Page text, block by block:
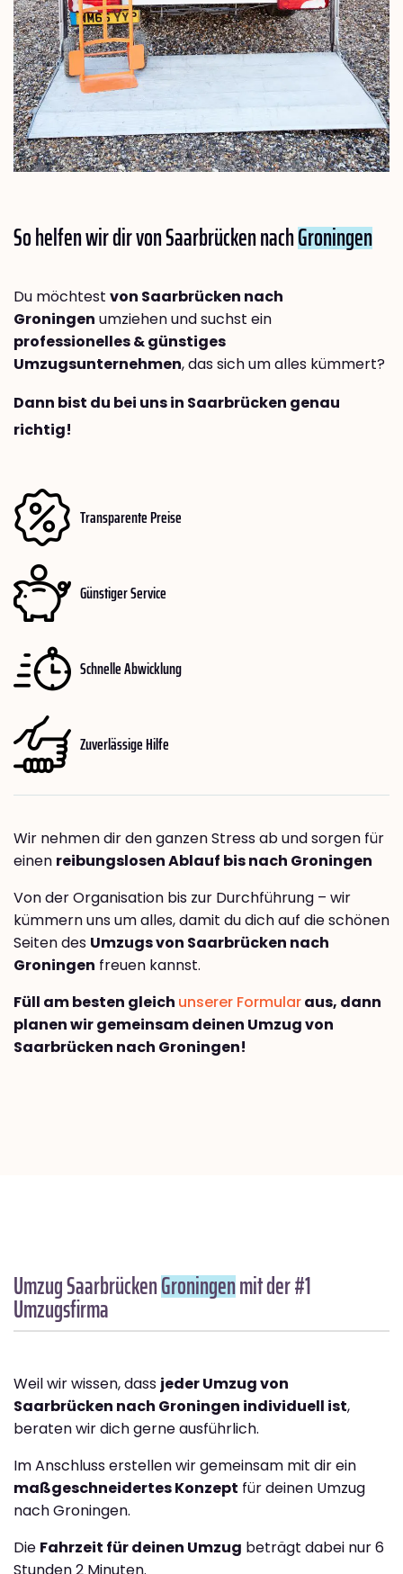
So helfen wir dir von Saarbrücken nachGroningen
Du möchtest von Saarbrücken nach
Groningen umziehen und suchst ein
professionelles & günstiges
Umzugsunternehmen, das sich um alles kümmert?
Dann bist du bei uns in Saarbrücken genau
richtig!
Transparente Preise
Günstiger Service
Schnelle Abwicklung
Zuverlässige Hilfe
Wir nehmen dir den ganzen Stress ab und sorgen für
einen reibungslosen Ablauf bis nach Groningen
Von der Organisation bis zur Durchführung – wir
kümmern uns um alles, damit du dich auf die schönen
Seiten des Umzugs von Saarbrücken nach
Groningen freuen kannst.
Füll am besten gleich unserer Formularaus, dann
planen wir gemeinsam deinen Umzug von
Saarbrücken nach Groningen!
Umzug SaarbrückenGroningenmit der #1
Umzugsfirma
Weil wir wissen, dass jeder Umzug von
Saarbrücken nach Groningen individuell ist,
beraten wir dich gerne ausführlich.
Im Anschluss erstellen wir gemeinsam mit dir ein
maßgeschneidertes Konzept für deinen Umzug
nach Groningen.
Die Fahrzeit für deinen Umzug beträgt dabei nur 6